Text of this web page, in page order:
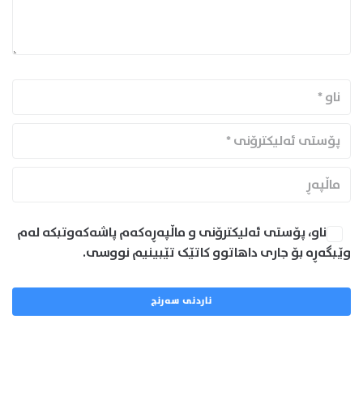
ناو، پۆستی ئەلیکترۆنی و ماڵپەڕەکەم پاشەکەوتبکە لەم
وێبگەڕە بۆ جاری داهاتوو کاتێک تێبینیم نووسی.